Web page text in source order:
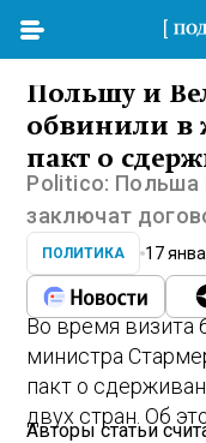
Польшу и
обвинили в
пакт о
Politico: Польша
заключат
ПОЛИТИКА 17
Во время визита
министра
пакт о
двух стран. Об
Авторы статьи